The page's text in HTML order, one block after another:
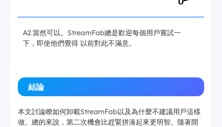
A2.當然可以。StreamFab總是歡迎每個用戶嘗試一
下，即使他們覺得 以前對此不滿意。
結論
本文討論瞭如何卸載StreamFab以及為什麼不建議用戶這樣
做。總的來說，第二次機會比趕緊拼湊起來更明智。隨著開